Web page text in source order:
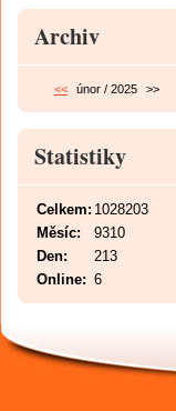
Archiv
<< únor / 2025 >>
Statistiky
Online: 6
Celkem: 1028203
Měsíc:
9310
Den:
213